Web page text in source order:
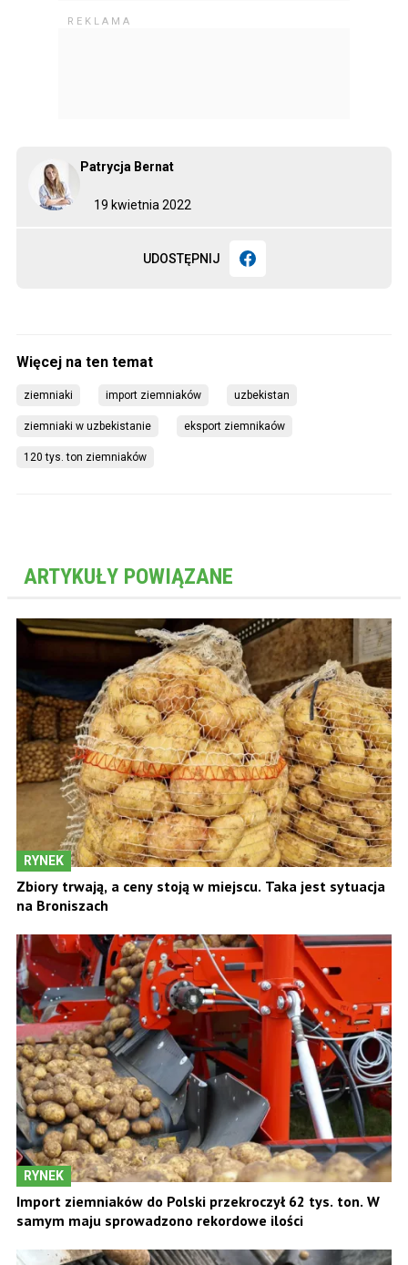
19 kwietnia 2022
Patrycja Bernat
UDOSTĘPNIJ
ziemniaki import ziemniaków uzbekistan
ziemniaki w uzbekistanie eksport ziemnikaów
120 tys. ton ziemniaków
ARTYKUŁY POWIĄZANE
RYNEK
Zbiory trwają, a ceny stoją w miejscu. Taka jest sytuacja
na Broniszach
RYNEK
Import ziemniaków do Polski przekroczył 62 tys. ton. W
samym maju sprowadzono rekordowe ilości